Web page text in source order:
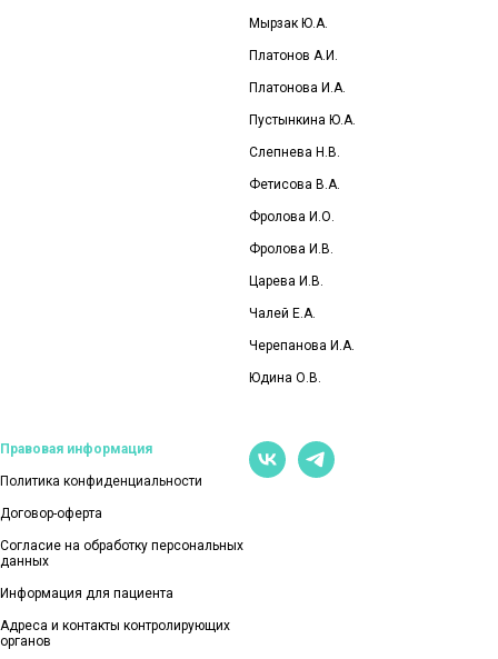
Мырзак Ю.А.
Платонов А.И.
Платонова И.А.
Пустынкина Ю.А.
Слепнева Н.В.
Фетисова В.А.
Фролова И.О
Фролова И.В.
Царева И.В.
Чалей Е.А.
Черепанова И.А.
Юдина О.В.
Правовая информация
Политика конфиденциальности
Договор-оферта
Согласие на обработку персональных
данных
Информация для пациента
Адреса и контакты контролирующих
органов